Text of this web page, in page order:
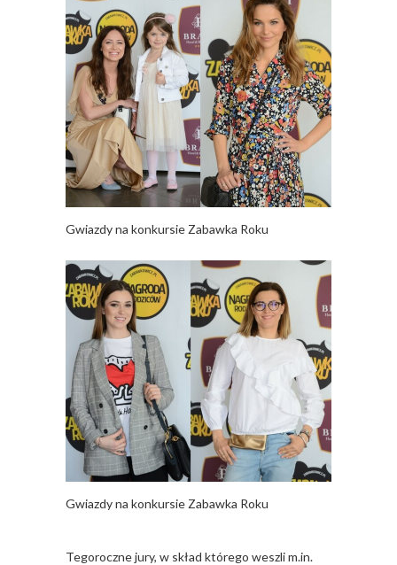
Gwiazdy na konkursie Zabawka Roku
Gwiazdy na konkursie Zabawka Roku
Tegoroczne jury, w skład którego weszli m.in.